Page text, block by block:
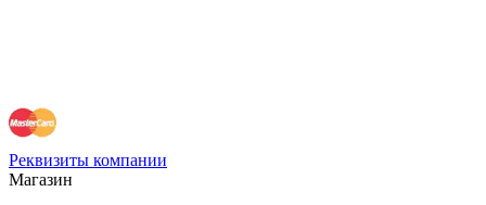
Реквизиты компании
Магазин